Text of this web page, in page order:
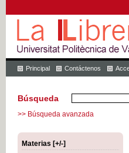
Principal Contáctenos
Búsqueda
>> Búsqueda avanzada
Materias [+/-]